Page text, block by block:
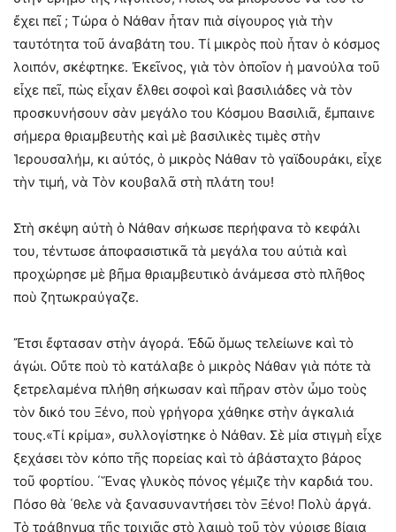
ἔχει πεῖ ; Τώρα ὁ Νάθαν ἦταν πιὰ σίγουρος γιὰ τὴν
ταυτότητα τοῦ ἀναβάτη του. Τί μικρὸς ποὺ ἦταν ὁ κόσμος
λοιπόν, σκέφτηκε. Ἐκεῖνος, γιὰ τὸν ὁποῖον ἡ μανούλα τοῦ
εἶχε πεῖ, πὼς εἶχαν ἔλθει σοφοὶ καὶ βασιλιάδες νὰ τὸν
προσκυνήσουν σὰν μεγάλο του Κόσμου Βασιλιᾶ, ἔμπαινε
σήμερα θριαμβευτὴς καὶ μὲ βασιλικὲς τιμὲς στὴν
Ἱερουσαλήμ, κι αὐτός, ὁ μικρὸς Νάθαν τὸ γαϊδουράκι, εἶχε
τὴν τιμή, νὰ Τὸν κουβαλᾶ στὴ πλάτη του!
Στὴ σκέψη αὐτὴ ὁ Νάθαν σήκωσε περήφανα τὸ κεφάλι
του, τέντωσε ἀποφασιστικᾶ τὰ μεγάλα του αὐτιὰ καὶ
προχώρησε μὲ βῆμα θριαμβευτικὸ ἀνάμεσα στὸ πλῆθος
ποὺ ζητωκραύγαζε.
Ἔτσι ἔφτασαν στὴν ἀγορά. Ἐδῶ ὅμως τελείωνε καὶ τὸ
ἀγώι. Οὔτε ποὺ τὸ κατάλαβε ὁ μικρὸς Νάθαν γιὰ πότε τὰ
ξετρελαμένα πλήθη σήκωσαν καὶ πῆραν στὸν ὦμο τοὺς
τὸν δικό του Ξένο, ποὺ γρήγορα χάθηκε στὴν ἀγκαλιά
τους.«Τί κρίμα», συλλογίστηκε ὁ Νάθαν. Σὲ μία στιγμὴ εἶχε
ξεχάσει τὸν κόπο τῆς πορείας καὶ τὸ ἀβάσταχτο βάρος
τοῦ φορτίου. ΄Ἕνας γλυκὸς πόνος γέμιζε τὴν καρδιά του.
Πόσο θὰ ΄θελε νὰ ξανασυναντήσει τὸν Ξένο! Πολὺ ἀργά.
Τὸ τράβηγμα τῆς τριχιᾶς στὸ λαιμὸ τοῦ τὸν γύρισε βίαια